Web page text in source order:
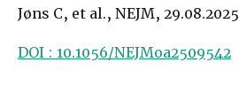
Jøns C, et al., NEJM, 29.08.2025
DOI : 10.1056/NEJMoa2509542